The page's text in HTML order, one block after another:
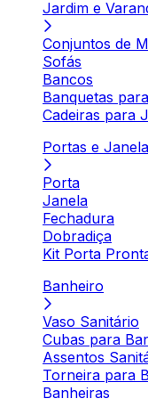
Jardim e
Conjuntos de
Sofás
Bancos
Banquetas
Cadeiras para
Portas e
Porta
Janela
Fechadura
Dobradiça
Kit Porta
Banheiro
Vaso Sanitário
Cubas para
Assentos
Torneira para
Banheiras